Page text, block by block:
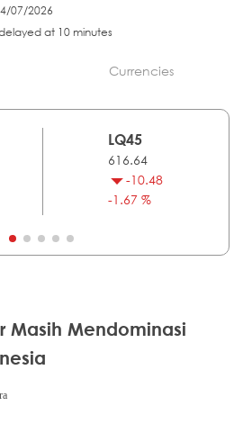
07/2026
at 10 minutes
Currencies
LQ45
616.64
-10.48
-1.67 %
Masih Mendominasi